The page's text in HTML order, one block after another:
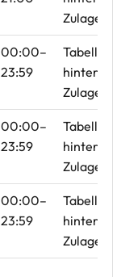
00:00–
23:59
00:00–
23:59
00:00–
23:59